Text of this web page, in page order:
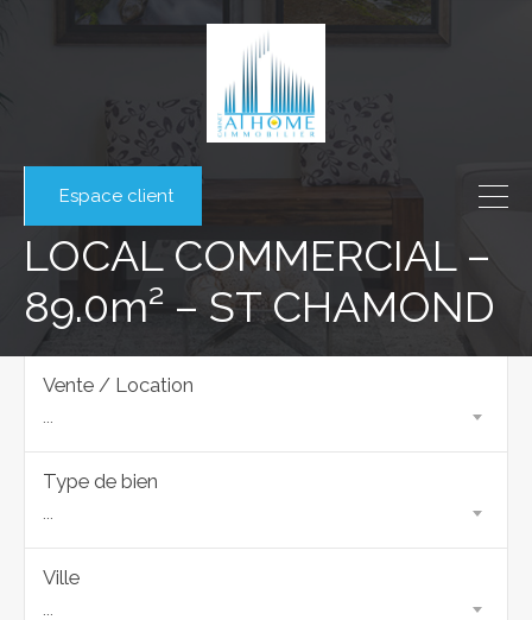
Espace client
LOCAL COMMERCIAL –
89.0m² – ST CHAMOND
Vente / Location
...
Type de bien
...
Ville
...